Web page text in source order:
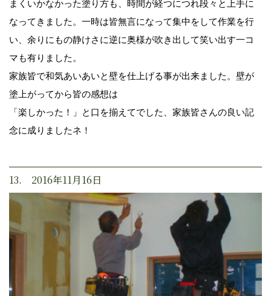
まくいかなかった塗り方も、時間が経つにつれ段々と上手に
なってきました。一時は皆無言になって集中をして作業を行
い、余りにもの静けさに逆に奥様が吹き出して笑い出す一コ
マも有りました。
家族皆で和気あいあいと壁を仕上げる事が出来ました。壁が
塗上がってから皆の感想は
「楽しかった！」と口を揃えてでした、家族皆さんの良い記
念に成りましたネ！
13. 2016年11月16日